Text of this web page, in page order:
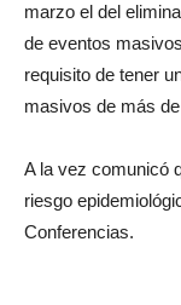
marzo el del
de eventos
requisito de tener
masivos de más
A la vez comunicó
riesgo
Conferencias.